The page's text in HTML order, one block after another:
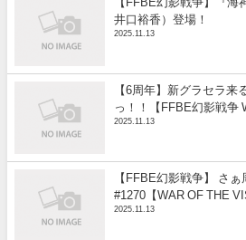
【FFBE幻影戦争】『海
井口裕香）登場！
2025.11.13
【6周年】新グラセラ来
っ！！【FFBE幻影戦争
2025.11.13
【FFBE幻影戦争】 さ
#1270【WAR OF THE
2025.11.13